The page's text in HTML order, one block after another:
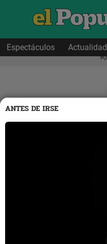
Espectáculos Actualidad
ANTES DE IRSE